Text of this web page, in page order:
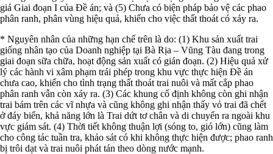
giá Giai đoạn I của Đề án; và (5) Chưa có biện pháp bảo vệ các phao
phân ranh, phân vùng hiệu quả, khiến cho việc thất thoát có xảy ra.
* Nguyên nhân của những hạn chế trên là do: (1) Khu sản xuất trai
giống nhân tạo của Doanh nghiệp tại Bà Rịa – Vũng Tàu đang trong
giai đoạn sữa chữa, hoạt động sản xuất có gián đoạn. (2) Hiệu quả xử
lý các hành vi xâm phạm trái phép trong khu vực thực hiện Đề án
chưa cao, khiến cho tình trạng thất thoát trai nuôi và mất cắp phao
phân ranh vẫn còn xảy ra. (3) Các khung cố định không còn ghi nhận
trai bám trên các vĩ nhựa và cũng không ghi nhận thấy vỏ trai đã chết
ở đáy biển, khả năng lớn là Trai dứt tơ chân và di chuyển ra ngoài khu
vực giám sát. (4) Thời tiết không thuận lợi (sóng to, gió lớn) cũng làm
cho công tác tuần tra, khảo sát có khi không thực hiện được; phao ranh
bị trôi dạt và trai nuôi phát tán theo dòng nước mạnh.